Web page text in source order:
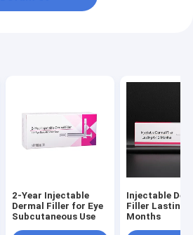
2-Year Injectable
Dermal Filler for Eye
Subcutaneous Use
Injectable
Filler Lasting
Months